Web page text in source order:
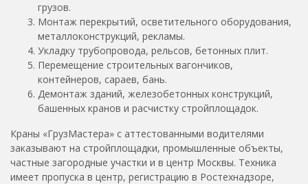
грузов.
Монтаж перекрытий, осветительного оборудования,
металлоконструкций, рекламы.
Укладку трубопровода, рельсов, бетонных плит.
Перемещение строительных вагончиков,
контейнеров, сараев, бань.
Демонтаж зданий, железобетонных конструкций,
башенных кранов и расчистку стройплощадок.
Краны «ГрузМастера» с аттестованными водителями
заказывают на стройплощадки, промышленные объекты,
частные загородные участки и в центр Москвы. Техника
имеет пропуска в центр, регистрацию в Ростехнадзоре,